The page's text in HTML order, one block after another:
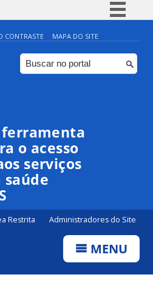
Simplifique!
Comunica BR
Participe
Canais
CONTRASTE MAPA DO SITE
ferramenta
o acesso
serviços
saúde
Restrita Administradores do Site
MENU